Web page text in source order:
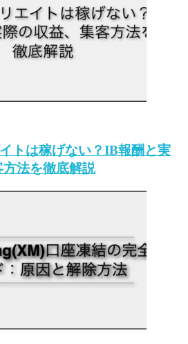
トは稼げない？IB報酬と実
法を徹底解説